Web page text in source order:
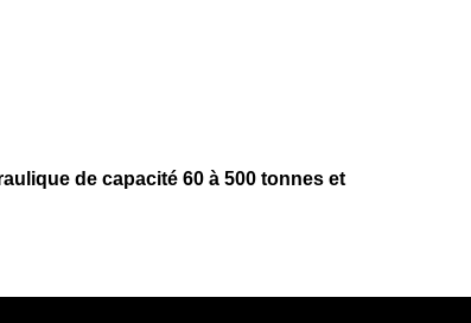
de capacité 60 à 500 tonnes et